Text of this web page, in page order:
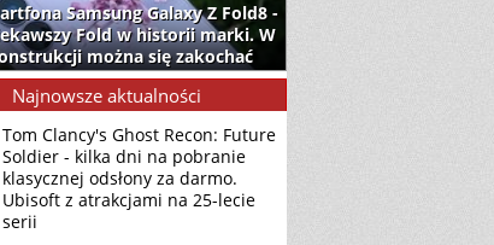
Samsung Galaxy Z Fold8 -
Fold w historii marki. W
można się zakochać
Najnowsze aktualności
Tom Clancy's Ghost Recon: Future
Soldier - kilka dni na pobranie
klasycznej odsłony za darmo.
Ubisoft z atrakcjami na 25-lecie
serii